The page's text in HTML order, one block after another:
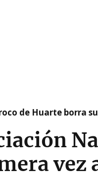
de Huarte borra
vez